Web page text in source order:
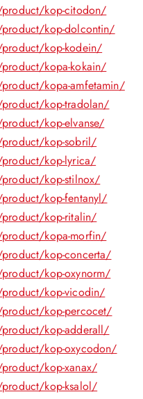
product/kop-citodon/
product/kop-dolcontin/
product/kop-kodein/
product/kopa-kokain/
kopa-amfetamin/
product/kop-tradolan/
kop-elvanse/
product/kop-sobril/
product/kop-lyrica/
product/kop-stilnox/
product/kop-fentanyl/
product/kop-ritalin/
product/kopa-morfin/
product/kop-concerta/
product/kop-oxynorm/
product/kop-vicodin/
product/kop-percocet/
product/kop-adderall/
product/kop-oxycodon/
product/kop-xanax/
product/kop-ksalol/